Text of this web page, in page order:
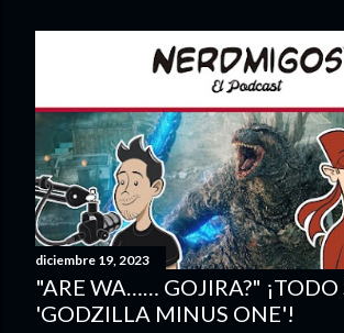
diciembre 19, 2023
"ARE WA…… GOJIRA?" ¡TODO
'GODZILLA MINUS ONE'!